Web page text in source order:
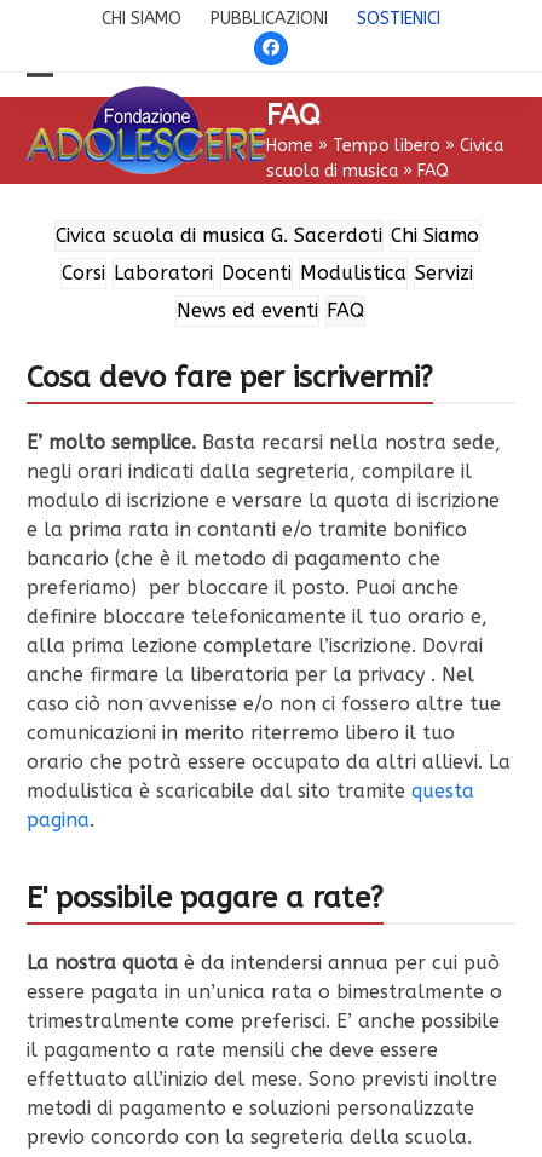
content
CHI SIAMO PUBBLICAZIONI
SOSTIENICI
Facebook
Open
mobile
menu
Close
mobile
menu
FAQ
Home » Tempo libero »Civica
scuola di musica » FAQ
Civica scuola di musica G. Sacerdoti Chi Siamo
Corsi Laboratori Docenti Modulistica Servizi
News ed eventi FAQ
Cosa devo fare per iscrivermi?
E’ molto semplice. Basta recarsi nella nostra sede,
negli orari indicati dalla segreteria, compilare il
modulo di iscrizione e versare la quota di iscrizione
e la prima rata in contanti e/o tramite bonifico
bancario (che è il metodo di pagamento che
preferiamo) per bloccare il posto. Puoi anche
definire bloccare telefonicamente il tuo orario e,
alla prima lezione completare l’iscrizione. Dovrai
anche firmare la liberatoria per la privacy . Nel
caso ciò non avvenisse e/o non ci fossero altre tue
comunicazioni in merito riterremo libero il tuo
orario che potrà essere occupato da altri allievi. La
modulistica è scaricabile dal sito tramitequesta
pagina.
E' possibile pagare a rate?
La nostra quota è da intendersi annua per cui può
essere pagata in un’unica rata o bimestralmente o
trimestralmente come preferisci. E’ anche possibile
il pagamento a rate mensili che deve essere
effettuato all’inizio del mese. Sono previsti inoltre
metodi di pagamento e soluzioni personalizzate
previo concordo con la segreteria della scuola.